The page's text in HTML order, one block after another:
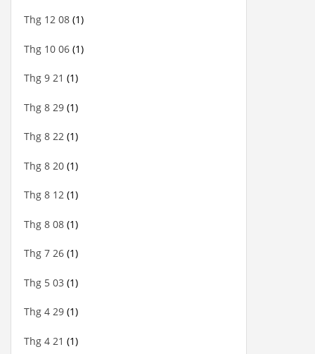
Thg 12 08 (1)
Thg 10 06 (1)
Thg 9 21 (1)
Thg 8 29 (1)
Thg 8 22 (1)
Thg 8 20 (1)
Thg 8 12 (1)
Thg 8 08 (1)
Thg 7 26 (1)
Thg 5 03 (1)
Thg 4 29 (1)
Thg 4 21 (1)